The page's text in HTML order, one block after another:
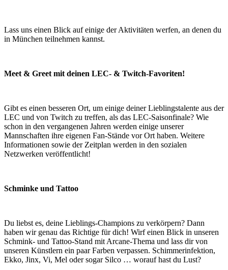
Lass uns einen Blick auf einige der Aktivitäten werfen, an denen du
in München teilnehmen kannst.
Meet & Greet mit deinen LEC- & Twitch-Favoriten!
Gibt es einen besseren Ort, um einige deiner Lieblingstalente aus der
LEC und von Twitch zu treffen, als das LEC-Saisonfinale? Wie
schon in den vergangenen Jahren werden einige unserer
Mannschaften ihre eigenen Fan-Stände vor Ort haben. Weitere
Informationen sowie der Zeitplan werden in den sozialen
Netzwerken veröffentlicht!
Schminke und Tattoo
Du liebst es, deine Lieblings-Champions zu verkörpern? Dann
haben wir genau das Richtige für dich! Wirf einen Blick in unseren
Schmink- und Tattoo-Stand mit Arcane-Thema und lass dir von
unseren Künstlern ein paar Farben verpassen. Schimmerinfektion,
Ekko, Jinx, Vi, Mel oder sogar Silco … worauf hast du Lust?